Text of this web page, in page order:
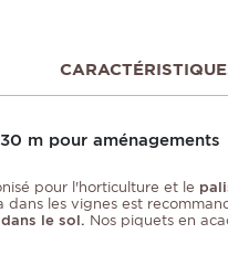
m pour aménagements
pour l'horticulture et le
dans les vignes est
le sol. Nos piquets en